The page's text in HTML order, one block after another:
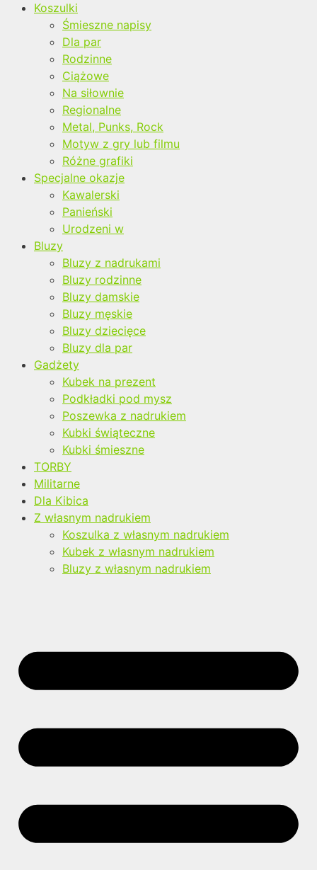
Koszulki
Śmieszne napisy
Dla par
Rodzinne
Ciążowe
Na siłownie
Regionalne
Metal, Punks, Rock
Motyw z gry lub filmu
Różne grafiki
Specjalne okazje
Kawalerski
Panieński
Urodzeni w
Bluzy
Bluzy z nadrukami
Bluzy rodzinne
Bluzy damskie
Bluzy męskie
Bluzy dziecięce
Bluzy dla par
Gadżety
Kubek na prezent
Podkładki pod mysz
Poszewka z nadrukiem
Kubki świąteczne
Kubki śmieszne
TORBY
Militarne
Dla Kibica
Z własnym nadrukiem
Koszulka z własnym nadrukiem
Kubek z własnym nadrukiem
Bluzy z własnym nadrukiem